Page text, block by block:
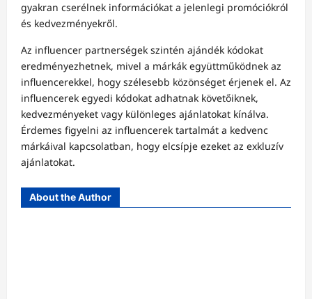
gyakran cserélnek információkat a jelenlegi promóciókról
és kedvezményekről.
Az influencer partnerségek szintén ajándék kódokat
eredményezhetnek, mivel a márkák együttműködnek az
influencerekkel, hogy szélesebb közönséget érjenek el. Az
influencerek egyedi kódokat adhatnak követőiknek,
kedvezményeket vagy különleges ajánlatokat kínálva.
Érdemes figyelni az influencerek tartalmát a kedvenc
márkáival kapcsolatban, hogy elcsípje ezeket az exkluzív
ajánlatokat.
About the Author